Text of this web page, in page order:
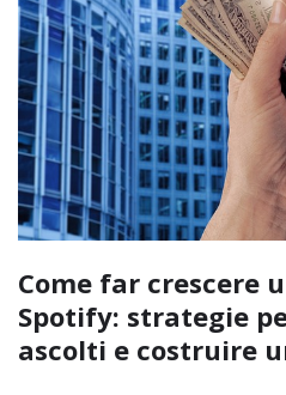
Come far crescere
Spotify: strategie
ascolti e costruire